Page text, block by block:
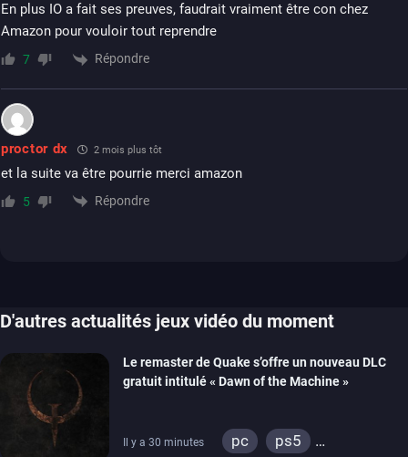
En plus IO a fait ses preuves, faudrait vraiment être con chez
Amazon pour vouloir tout reprendre
7 Répondre
proctor dx 2 mois plus tôt
et la suite va être pourrie merci amazon
5 Répondre
D'autres actualités jeux vidéo du moment
Le remaster de Quake s’offre un nouveau DLC
gratuit intitulé « Dawn of the Machine »
Il y a 30 minutes pc
ps5